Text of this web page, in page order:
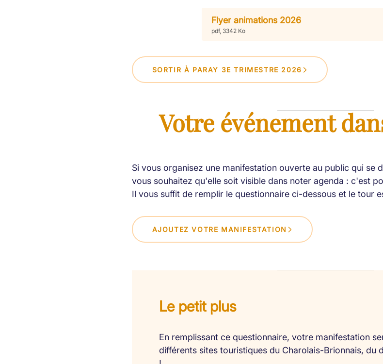
Flyer animations 2026
pdf, 3342 Ko
SORTIR À PARAY 3E TRIMESTRE 2026
Votre événement
Si vous organisez une manifestation ouverte au public qui se
vous souhaitez qu'elle soit visible dans noter agenda : c'est
Il vous suffit de remplir le questionnaire ci-dessous et le tour
AJOUTEZ VOTRE MANIFESTATION
Le petit plus
En remplissant ce questionnaire, votre manifestation
différents sites touristiques du Charolais-Brionnais, du